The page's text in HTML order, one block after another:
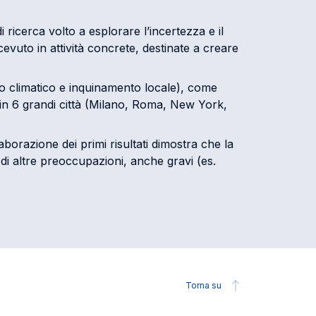
ricerca volto a esplorare l’incertezza e il
in attività concrete, destinate a creare
climatico e inquinamento locale), come
6 grandi città (Milano, Roma, New York,
dei primi risultati dimostra che la
altre preoccupazioni, anche gravi (es.
Torna su